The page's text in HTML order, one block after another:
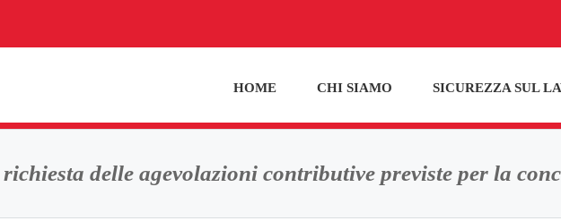
HOME CHI SIAMO SICUREZZA SUL
delle agevolazioni contributive previste per la